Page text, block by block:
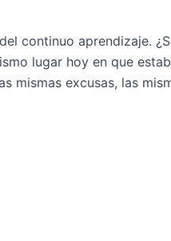
continuo aprendizaje.
lugar hoy en que
mismas excusas, las